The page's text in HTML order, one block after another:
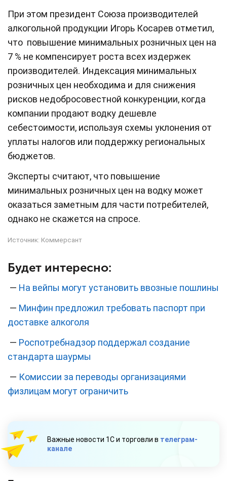
При этом президент Союза производителей
алкогольной продукции Игорь Косарев отметил,
что повышение минимальных розничных цен на
7 % не компенсирует роста всех издержек
производителей. Индексация минимальных
розничных цен необходима и для снижения
рисков недобросовестной конкуренции, когда
компании продают водку дешевле
себестоимости, используя схемы уклонения от
уплаты налогов или поддержку региональных
бюджетов.
Эксперты считают, что повышение
минимальных розничных цен на водку может
оказаться заметным для части потребителей,
однако не скажется на спросе.
Источник: Коммерсант
Будет интересно:
— На вейпы могут установить ввозные пошлины
— Минфин предложил требовать паспорт при
доставке алкоголя
— Роспотребнадзор поддержал создание
стандарта шаурмы
— Комиссии за переводы организациями
физлицам могут ограничить
Важные новости 1С и торговли в телеграм-
канале